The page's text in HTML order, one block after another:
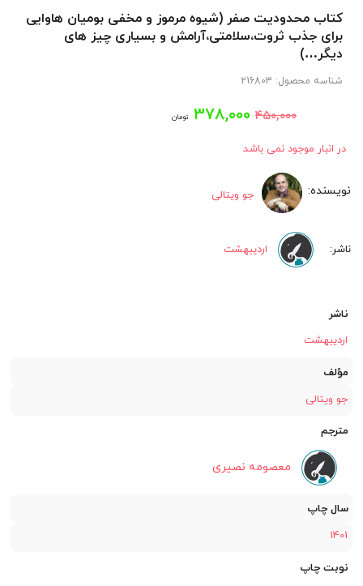
کتاب محدودیت صفر (شیوه مرموز و مخفی بومیان هاوایی
برای جذب ثروت،سلامتی،آرامش و بسیاری چیز های
دیگر…)
شناسه محصول: 216803
۴۵۰,۰۰۰ قیمت
اصلی:
بود.
۳۷۸,۰۰۰ تومانقیمت
در انبار موجود نمی باشد
جو ویتالی
اردیبهشت‏
ناشر
اردیبهشت‏
مؤلف
جو ویتالی
مترجم
معصومه نصیری
سال چاپ
1401
نوبت چاپ